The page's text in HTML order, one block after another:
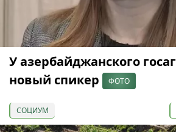
У азербайджанского
новый спикер
ФОТО
СОЦИУМ